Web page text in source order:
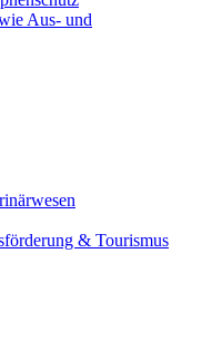
Aus- und
& Tourismus